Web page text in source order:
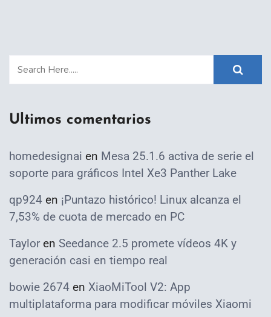
Ultimos comentarios
homedesignai en Mesa 25.1.6 activa de serie el
soporte para gráficos Intel Xe3 Panther Lake
qp924 en ¡Puntazo histórico! Linux alcanza el
7,53% de cuota de mercado en PC
Taylor en Seedance 2.5 promete vídeos 4K y
generación casi en tiempo real
bowie 2674 en XiaoMiTool V2: App
multiplataforma para modificar móviles Xiaomi